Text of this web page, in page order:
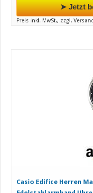
➤ Jetzt
Preis inkl. MwSt., zzgl.
Casio Edifice Herren